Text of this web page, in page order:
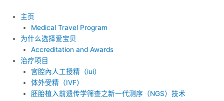
主页
Medical Travel Program
为什么选择爱宝贝
Accreditation and Awards
治疗项目
宮腔內人工授精（iui）
体外受精（IVF）
胚胎植入前遗传学筛查之新一代测序（NGS）技术